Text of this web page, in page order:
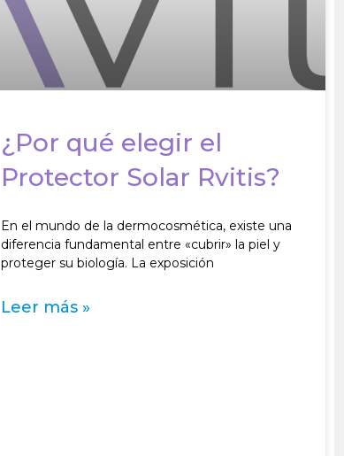
¿Por qué elegir el
Protector Solar Rvitis?
En el mundo de la dermocosmética, existe una
diferencia fundamental entre «cubrir» la piel y
proteger su biología. La exposición
Leer más »